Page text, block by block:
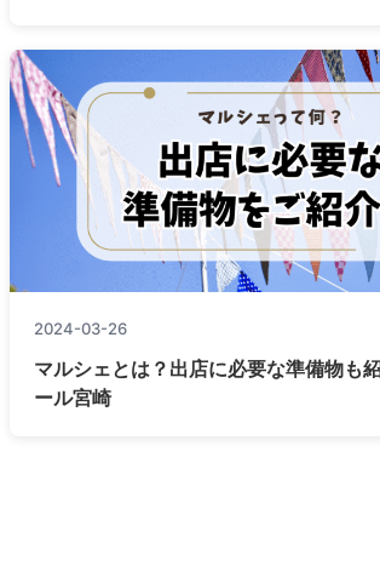
2024-03-26
マルシェとは？出店に必要な準備物も
ール宮崎